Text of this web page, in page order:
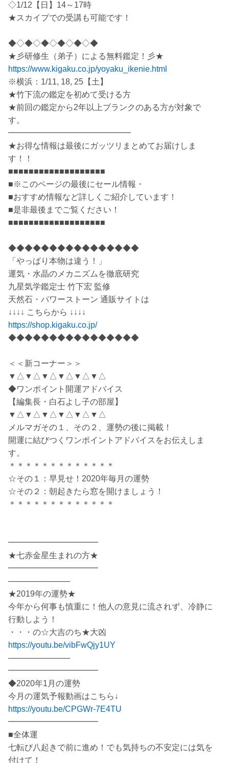
◇1/12【日】14～17時
★スカイプでの受講も可能です！
◆◇◆◇◆◇◆◇◆◇◆
★彡研修生（弟子）による無料鑑定！彡★
https://www.kigaku.co.jp/yoyaku_ikenie.html
※横浜：1/11, 18, 25【土】
★竹下流の鑑定を初めて受ける方
★前回の鑑定から2年以上ブランクのある方が対象で
す。
━━━━━━━━━━━━━━━
★お得な情報は最後にガッツリまとめてお届けしま
す！！
■■■■■■■■■■■■■■■■■■■
■※このページの最後にセール情報・
■おすすめ情報など詳しくご紹介しています！
■是非最後までご覧ください！
■■■■■■■■■■■■■■■■■■■
◆◆◆◆◆◆◆◆◆◆◆◆◆◆◆◆
「やっぱり本物は違う！」
運気・水晶のメカニズムを徹底研究
九星気学鑑定士 竹下宏 監修
天然石・パワーストーン 通販サイトは
↓↓↓↓ こちらから ↓↓↓↓
https://shop.kigaku.co.jp/
◆◆◆◆◆◆◆◆◆◆◆◆◆◆◆◆
＜＜新コーナー＞＞
▼△▼△▼△▼△▼△▼△
◆ワンポイント開運アドバイス
【編集長・白石よし子の部屋】
▼△▼△▼△▼△▼△▼△
メルマガその１、その２、運勢の後に掲載！
開運に結びつくワンポイントアドバイスをお伝えしま
す。
＊＊＊＊＊＊＊＊＊＊＊＊＊
☆その１：早見せ！2020年毎月の運勢
☆その２：朝起きたら窓を開けましょう！
＊＊＊＊＊＊＊＊＊＊＊＊＊
━━━━━━━━━━━
★七赤金星生まれの方★
━━━━━━━━━━━
───────────
★2019年の運勢★
今年から何事も慎重に！他人の意見に流されず、冷静に
行動しよう！
・・・の☆大吉のち★大凶
https://youtu.be/vibFwQjy1UY
───────────
━━━━━━━━━━━
◆2020年1月の運勢
今月の運気予報動画はこちら↓
https://youtu.be/CPGWr-7E4TU
━━━━━━━━━━━
■全体運
七転び八起きで前に進め！でも気持ちの不安定には気を
付けて！